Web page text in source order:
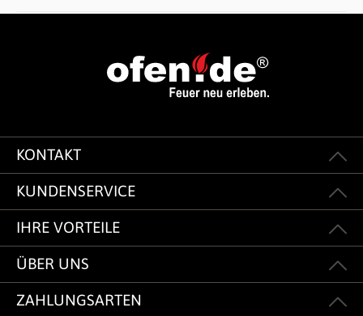
KONTAKT
KUNDENSERVICE
IHRE VORTEILE
ÜBER UNS
ZAHLUNGSARTEN